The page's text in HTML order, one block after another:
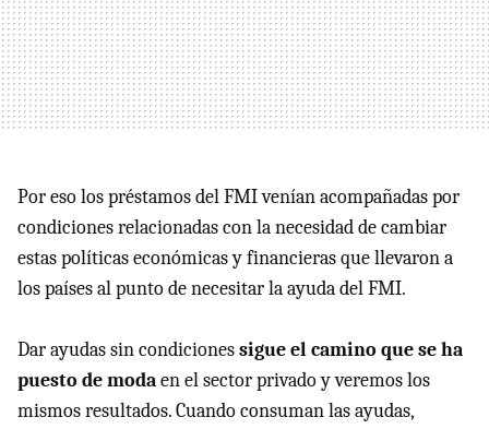
Por eso los préstamos delFMIvenían acompañadas por
condiciones relacionadas con la necesidad de cambiar
estas políticas económicas y financieras que llevaron a
los países al punto de necesitar la ayuda delFMI.
Dar ayudas sin condicionessigue el camino que se ha
puesto de modaen el sector privado y veremos los
mismos resultados. Cuando consuman las ayudas,